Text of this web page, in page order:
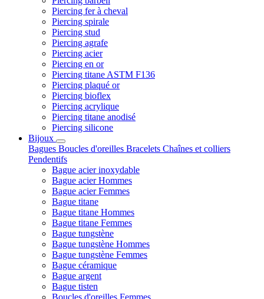
Piercing fer à cheval
Piercing spirale
Piercing stud
Piercing agrafe
Piercing acier
Piercing en or
Piercing titane ASTM F136
Piercing plaqué or
Piercing bioflex
Piercing acrylique
Piercing titane anodisé
Piercing silicone
Bijoux
Bagues Boucles d'oreilles Bracelets Chaînes et colliers
Pendentifs
Bague acier inoxydable
Bague acier Hommes
Bague acier Femmes
Bague titane
Bague titane Hommes
Bague titane Femmes
Bague tungstène
Bague tungstène Hommes
Bague tungstène Femmes
Bague céramique
Bague argent
Bague tisten
Boucles d'oreilles Femmes